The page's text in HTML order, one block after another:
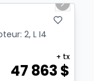
Next
2, L I4
47 863$
+ tx